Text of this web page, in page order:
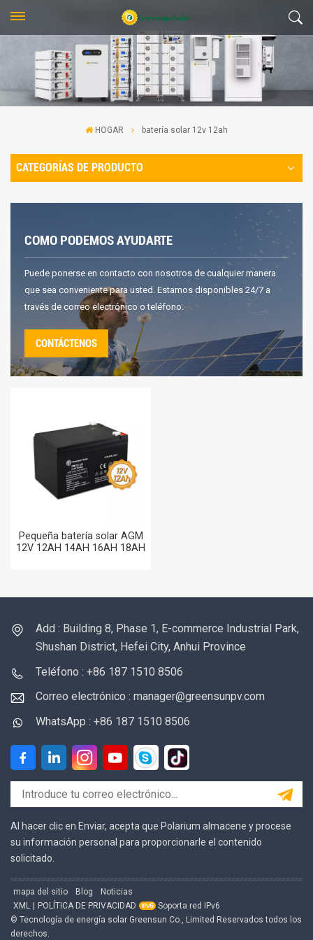
HOGAR batería solar 12v 12ah
CATEGORÍAS DE PRODUCTO
COMO PODEMOS AYUDARTE
Puede ponerse en contacto con nosotros de cualquier manera
que sea conveniente para usted. Estamos disponibles 24/7 a
través de correo electrónico o teléfono.
CONTÁCTENOS
Pequeña batería solar AGM
12V 12AH 14AH 16AH 18AH
Add : Building 8, Phase 1, E-commerce Industrial Park,
Shushan District, Hefei City, Anhui Province
Teléfono : +86 187 1510 8506
Correo electrónico : manager@greensunpv.com
WhatsApp : +86 187 1510 8506
Al hacer clic en Enviar, acepta que Polarium almacene y procese
su información personal para proporcionarle el contenido
solicitado.
mapa del sitio Blog
Noticias
XML | POLÍTICA DE PRIVACIDAD
Soporta red IPv6
© Tecnología de energía solar Greensun Co., Limited Reservados todos los
derechos.